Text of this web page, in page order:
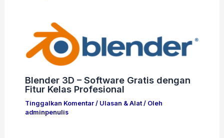
Blender 3D – Software Gratis dengan
Fitur Kelas Profesional
Tinggalkan Komentar / Ulasan & Alat/ Oleh
adminpenulis